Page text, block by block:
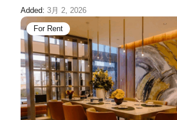
Added: 3月 2, 2026
For Rent